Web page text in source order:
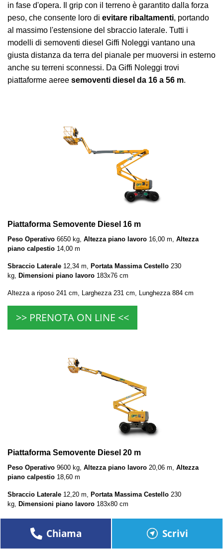
in fase d'opera. Il grip con il terreno è garantito dalla forza
peso, che consente loro di evitare ribaltamenti, portando
al massimo l'estensione del sbraccio laterale. Tutti i
modelli di semoventi diesel Giffi Noleggi vantano una
giusta distanza da terra del pianale per muoversi in esterno
anche su terreni sconnessi. Da Giffi Noleggi trovi
piattaforme aeree semoventi diesel da 16 a 56 m.
Piattaforma Semovente Diesel 16 m
Peso Operativo 6650 kg, Altezza piano lavoro 16,00 m, Altezza
piano calpestio 14,00 m
Sbraccio Laterale 12,34 m, Portata Massima Cestello 230
kg,
Dimensioni piano lavoro 183x76 cm
Altezza a riposo 241 cm, Larghezza 231 cm, Lunghezza 884 cm
>> PRENOTA ON LINE <<
Piattaforma Semovente Diesel 20 m
Peso Operativo 9600 kg, Altezza piano lavoro 20,06 m, Altezza
piano calpestio 18,60 m
Sbraccio Laterale 12,20 m, Portata Massima Cestello 230
kg, Dimensioni piano lavoro 183x80 cm
>> PRENOTA ON LINE <<
Chiama Scrivi